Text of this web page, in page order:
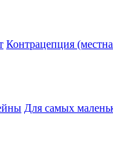
Контрацепция
Для самых